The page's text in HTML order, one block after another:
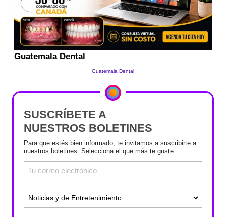
SUSCRÍBETE A
NUESTROS BOLETINES
Para que estés bien informado, te invitamos a suscribirte a
nuestros boletines. Selecciona el que más te guste.